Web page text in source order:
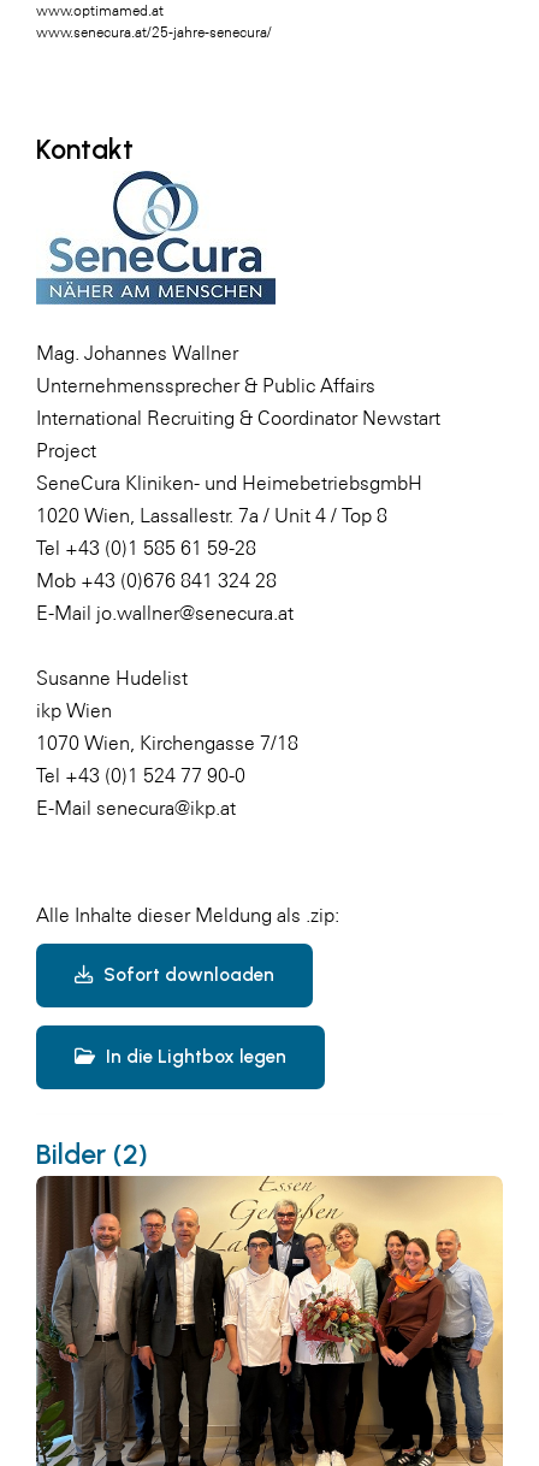
www.optimamed.at
www.senecura.at/25-jahre-senecura/
Kontakt
Mag. Johannes Wallner
Unternehmenssprecher & Public Affairs
International Recruiting & Coordinator Newstart
Project
SeneCura Kliniken- und HeimebetriebsgmbH
1020 Wien, Lassallestr. 7a / Unit 4 / Top 8
Tel +43 (0)1 585 61 59-28
Mob +43 (0)676 841 324 28
E-Mail jo.wallner@senecura.at
Susanne Hudelist
ikp Wien
1070 Wien, Kirchengasse 7/18
Tel +43 (0)1 524 77 90-0
E-Mail senecura@ikp.at
Alle Inhalte dieser Meldung als .zip:
Sofort downloaden
In die Lightbox legen
Bilder (2)